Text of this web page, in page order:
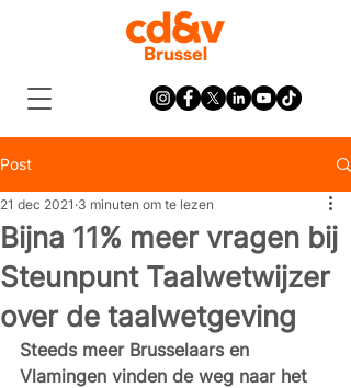
Post
Bijna 11% meer vragen bij
Steunpunt Taalwetwijzer
over de taalwetgeving
21 dec 2021 3 minuten om te lezen
Steeds meer Brusselaars en
Vlamingen vinden de weg naar het